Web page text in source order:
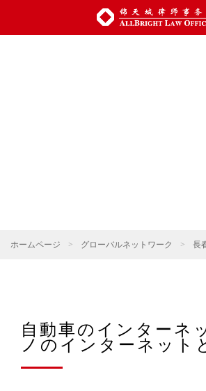
ホームページ > グローバルネットワーク > 長
自動車のインターネ
ノのインターネット